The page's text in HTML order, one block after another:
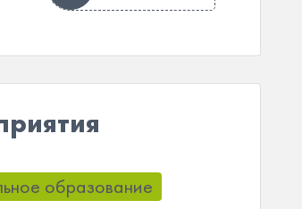
образование